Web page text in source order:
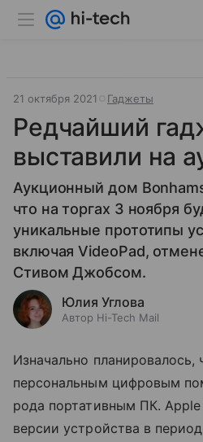
21 октября 2021 Гаджеты
Редчайший
выставили на
Аукционный дом
что на торгах 3 ноября
уникальные прототипы
включая VideoPad,
Стивом Джобсом.
Юлия Углова
Автор Hi-Tech Mail
Изначально планировалось,
персональным цифровым
рода портативным ПК.
версии устройства в